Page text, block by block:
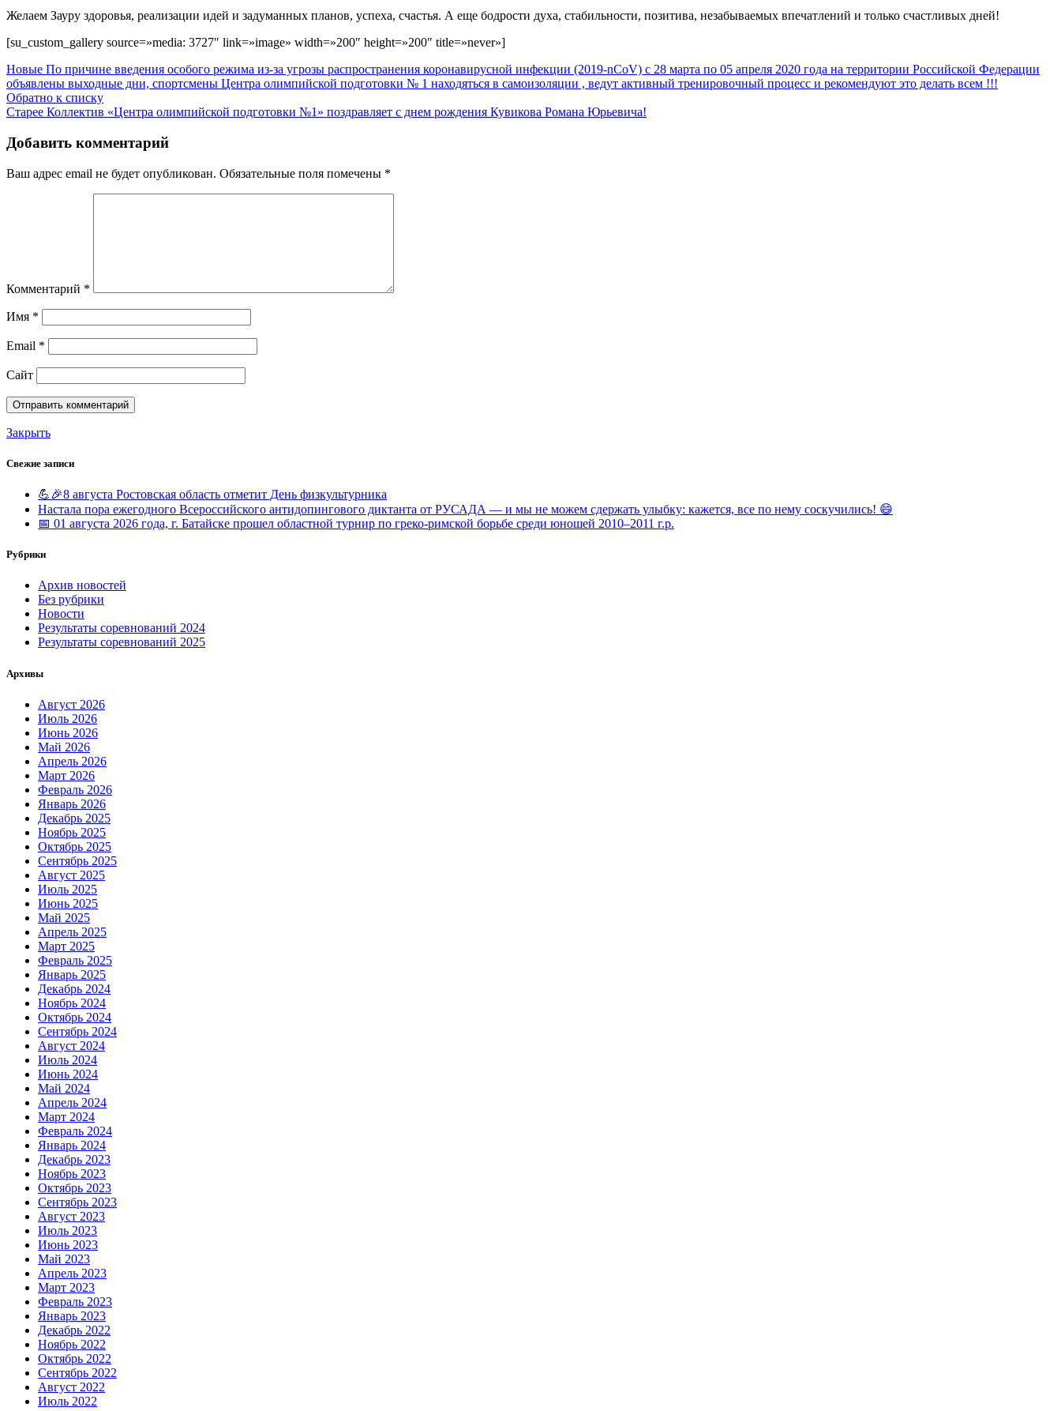
Желаем Зауру здоровья, реализации идей и задуманных планов, успеха, счастья. А еще бодрости духа, стабильности, позитива, незабываемых впечатлений и только счастливых дней!
[su_custom_gallery source=»media: 3727″ link=»image» width=»200″ height=»200″ title=»never»]
Новые По причине введения особого режима из-за угрозы распространения коронавирусной инфекции (2019-nCoV) с 28 марта по 05 апреля 2020 года на территории Российской Федерации
объявлены выходные дни, спортсмены Центра олимпийской подготовки № 1 находяться в самоизоляции , ведут активный тренировочный процесс и рекомендуют это делать всем !!!
Обратно к списку
Старее Коллектив «Центра олимпийской подготовки №1» поздравляет с днем рождения Кувикова Романа Юрьевича!
Добавить комментарий
Ваш адрес email не будет опубликован. Обязательные поля помечены *
Комментарий *
Имя *
Email *
Сайт
Закрыть
Свежие записи
💪🎉8 августа Ростовская область отметит День физкультурника
Настала пора ежегодного Всероссийского антидопингового диктанта от РУСАДА — и мы не можем сдержать улыбку: кажется, все по нему соскучились! 😄
📅 01 августа 2026 года, г. Батайске прошел областной турнир по греко-римской борьбе среди юношей 2010–2011 г.р.
Рубрики
Архив новостей
Без рубрики
Новости
Результаты соревнований 2024
Результаты соревнований 2025
Архивы
Август 2026
Июль 2026
Июнь 2026
Май 2026
Апрель 2026
Март 2026
Февраль 2026
Январь 2026
Декабрь 2025
Ноябрь 2025
Октябрь 2025
Сентябрь 2025
Август 2025
Июль 2025
Июнь 2025
Май 2025
Апрель 2025
Март 2025
Февраль 2025
Январь 2025
Декабрь 2024
Ноябрь 2024
Октябрь 2024
Сентябрь 2024
Август 2024
Июль 2024
Июнь 2024
Май 2024
Апрель 2024
Март 2024
Февраль 2024
Январь 2024
Декабрь 2023
Ноябрь 2023
Октябрь 2023
Сентябрь 2023
Август 2023
Июль 2023
Июнь 2023
Май 2023
Апрель 2023
Март 2023
Февраль 2023
Январь 2023
Декабрь 2022
Ноябрь 2022
Октябрь 2022
Сентябрь 2022
Август 2022
Июль 2022